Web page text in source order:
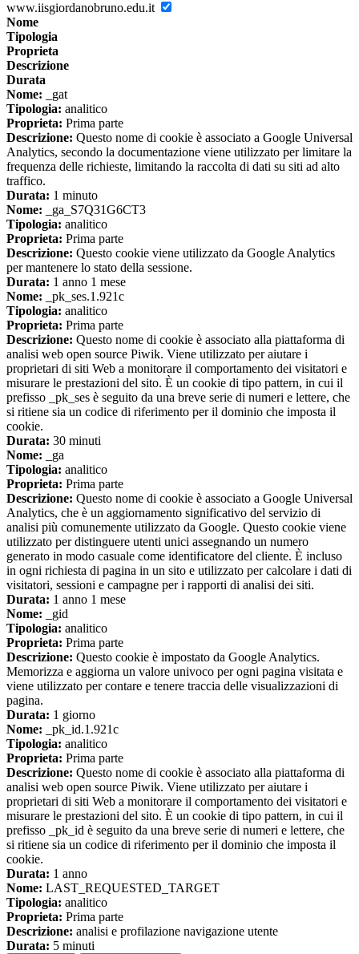
www.iisgiordanobruno.edu.it
Nome
Tipologia
Proprieta
Descrizione
Durata
Nome: _gat
Tipologia: analitico
Proprieta: Prima parte
Descrizione: Questo nome di cookie è associato a Google Universal
Analytics, secondo la documentazione viene utilizzato per limitare la
frequenza delle richieste, limitando la raccolta di dati su siti ad alto
traffico.
Durata: 1 minuto
Nome: _ga_S7Q31G6CT3
Tipologia: analitico
Proprieta: Prima parte
Descrizione: Questo cookie viene utilizzato da Google Analytics
per mantenere lo stato della sessione.
Durata: 1 anno 1 mese
Nome: _pk_ses.1.921c
Tipologia: analitico
Proprieta: Prima parte
Descrizione: Questo nome di cookie è associato alla piattaforma di
analisi web open source Piwik. Viene utilizzato per aiutare i
proprietari di siti Web a monitorare il comportamento dei visitatori e
misurare le prestazioni del sito. È un cookie di tipo pattern, in cui il
prefisso _pk_ses è seguito da una breve serie di numeri e lettere, che
si ritiene sia un codice di riferimento per il dominio che imposta il
cookie.
Durata: 30 minuti
Nome: _ga
Tipologia: analitico
Proprieta: Prima parte
Descrizione: Questo nome di cookie è associato a Google Universal
Analytics, che è un aggiornamento significativo del servizio di
analisi più comunemente utilizzato da Google. Questo cookie viene
utilizzato per distinguere utenti unici assegnando un numero
generato in modo casuale come identificatore del cliente. È incluso
in ogni richiesta di pagina in un sito e utilizzato per calcolare i dati di
visitatori, sessioni e campagne per i rapporti di analisi dei siti.
Durata: 1 anno 1 mese
Nome: _gid
Tipologia: analitico
Proprieta: Prima parte
Descrizione: Questo cookie è impostato da Google Analytics.
Memorizza e aggiorna un valore univoco per ogni pagina visitata e
viene utilizzato per contare e tenere traccia delle visualizzazioni di
pagina.
Durata: 1 giorno
Nome: _pk_id.1.921c
Tipologia: analitico
Proprieta: Prima parte
Descrizione: Questo nome di cookie è associato alla piattaforma di
analisi web open source Piwik. Viene utilizzato per aiutare i
proprietari di siti Web a monitorare il comportamento dei visitatori e
misurare le prestazioni del sito. È un cookie di tipo pattern, in cui il
prefisso _pk_id è seguito da una breve serie di numeri e lettere, che
si ritiene sia un codice di riferimento per il dominio che imposta il
cookie.
Durata: 1 anno
Nome: LAST_REQUESTED_TARGET
Tipologia: analitico
Proprieta: Prima parte
Descrizione: analisi e profilazione navigazione utente
Durata: 5 minuti